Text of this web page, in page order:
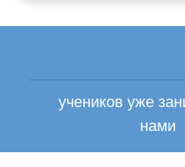
учеников уже
нами